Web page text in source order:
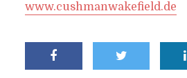
www.cushmanwakefield.de